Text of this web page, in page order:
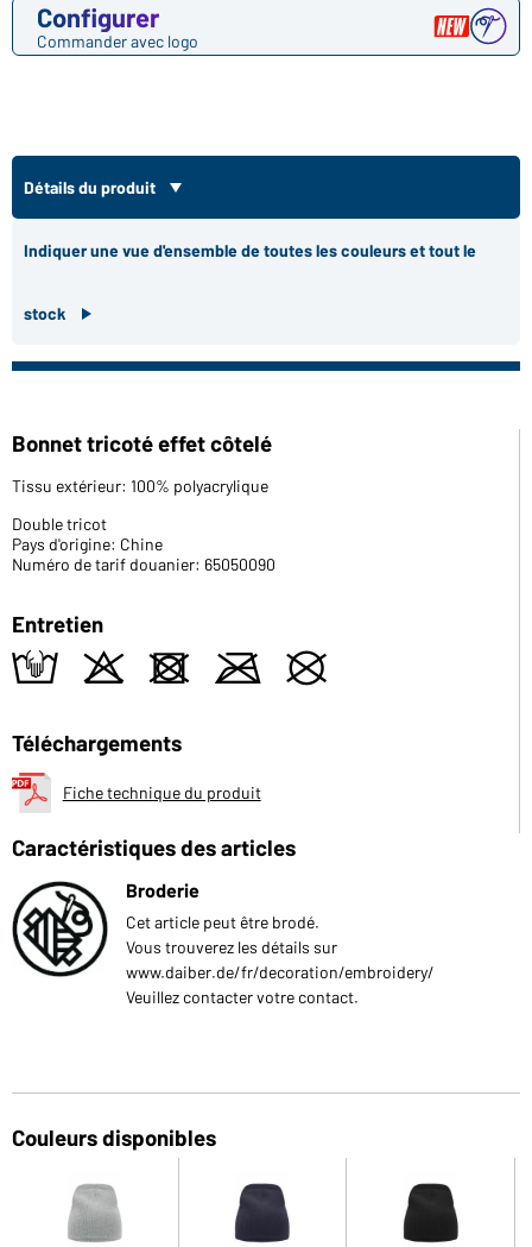
Configurer
Commander avec logo
Détails du produit
Indiquer une vue d'ensemble de toutes les couleurs et tout le
stock
Bonnet tricoté effet côtelé
Tissu extérieur: 100% polyacrylique
Double tricot
Pays d'origine: Chine
Numéro de tarif douanier: 65050090
Entretien
t o d m U
Téléchargements
Fiche technique du produit
Caractéristiques des articles
Broderie
Cet article peut être brodé.
Vous trouverez les détails sur
www.daiber.de/fr/decoration/embroidery/
Veuillez contacter votre contact.
Couleurs disponibles